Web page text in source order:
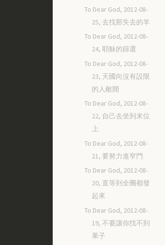
To Dear God, 2012-08-
25, 去找那失去的羊
To Dear God, 2012-08-
24, 耶穌的篩選
To Dear God, 2012-08-
23, 天國向沒有設限
的人敞開
To Dear God, 2012-08-
22, 自己去坐到末位
上
To Dear God, 2012-08-
21, 要努力進窄門
To Dear God, 2012-08-
20, 直等到全團都發
起來
To Dear God, 2012-08-
19, 不要讓你找不到
果子